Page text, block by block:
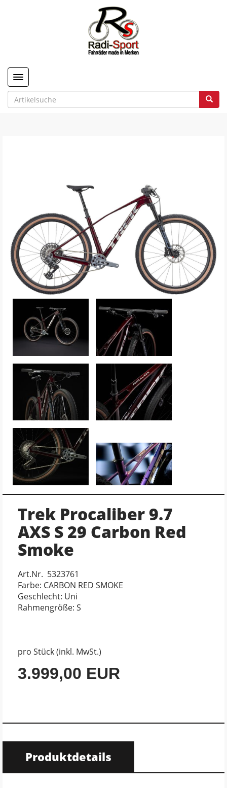
Toggle navigation
Trek Procaliber 9.7
AXS S 29 Carbon Red
Smoke
Art.Nr. 5323761
Farbe: CARBON RED SMOKE
Geschlecht: Uni
Rahmengröße: S
pro Stück (inkl. MwSt.)
3.999,00 EUR
Produktdetails